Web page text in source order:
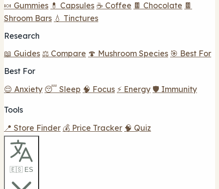
🍬 Gummies 💊 Capsules ☕ Coffee 🍫 Chocolate 🍫
Shroom Bars 💧 Tinctures
Research
📖 Guides ⚖️ Compare 🍄 Mushroom Species 🎯 Best For
Best For
😌 Anxiety 😴 Sleep 🧠 Focus ⚡ Energy 🛡️ Immunity
Tools
📍 Store Finder 💰 Price Tracker 🧠 Quiz
🇪🇸 ES